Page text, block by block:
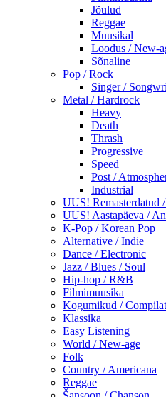
Jõulud
Reggae
Muusikal
Loodus / New-
Sõnaline
Pop / Rock
Singer /
Metal / Hardrock
Heavy
Death
Thrash
Progressive
Speed
Post /
Industrial
UUS! Remasterdatud
UUS! Aastapäeva /
K-Pop / Korean Pop
Alternative / Indie
Dance / Electronic
Jazz / Blues / Soul
Hip-hop / R&B
Filmimuusika
Kogumikud /
Klassika
Easy Listening
World / New-age
Folk
Country / Americana
Reggae